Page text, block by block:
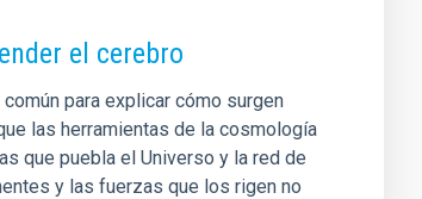
el cerebro
para explicar cómo surgen
las herramientas de la cosmología
que puebla el Universo y la red de
y las fuerzas que los rigen no